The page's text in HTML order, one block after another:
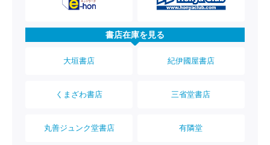
書店在庫を見る
大垣書店 紀伊國屋書店
くまざわ書店 三省堂書店
丸善ジュンク堂書店 有隣堂